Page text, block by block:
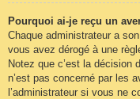
Pourquoi ai-je reçu un
Chaque administrateur a
vous avez dérogé à une
Notez que c’est la décision
n’est pas concerné par les
l’administrateur si vous ne